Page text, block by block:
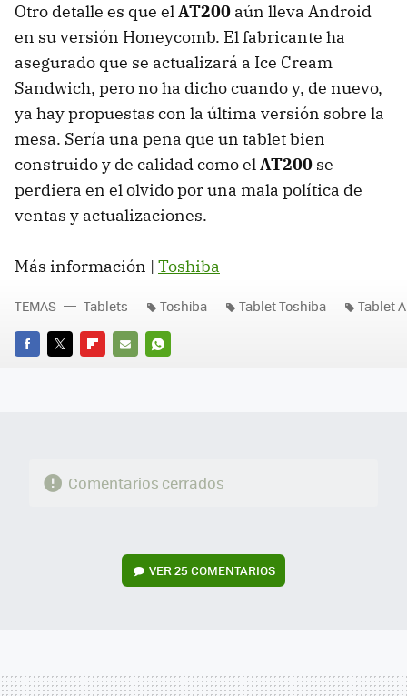
Otro detalle es que elAT200 aún lleva Android
en su versión Honeycomb. El fabricante ha
asegurado que se actualizará a Ice Cream
Sandwich, pero no ha dicho cuando y, de nuevo,
ya hay propuestas con la última versión sobre la
mesa. Sería una pena que un tablet bien
construido y de calidad como elAT200 se
perdiera en el olvido por una mala política de
ventas y actualizaciones.
Más información | Toshiba
FACEBOOK
TWITTERFLIPBOARD
E-
WHATSAPP
TEMAS Tablets Toshiba Tablet Toshiba Tablet
Comentarios cerrados
VER25 COMENTARIOS